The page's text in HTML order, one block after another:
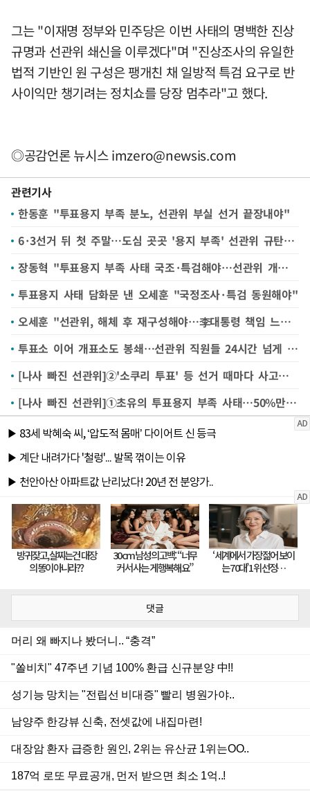
그는 "이재명 정부와 민주당은 이번 사태의 명백한 진상
규명과 선관위 쇄신을 이루겠다"며 "진상조사의 유일한
법적 기반인 원 구성은 팽개친 채 일방적 특검 요구로 반
사이익만 챙기려는 정치쇼를 당장 멈추라"고 했다.
◎공감언론 뉴시스imzero@newsis.com
관련기사
한동훈 "투표용지 부족 분노, 선관위 부실 선거 끝장내야"
6·3선거 뒤 첫 주말…도심 곳곳 '용지 부족' 선관위 규탄 집회
장동혁 "투표용지 부족 사태 국조·특검해야…선관위 개혁기구 구성하자"
투표용지 사태 담화문 낸 오세훈 "국정조사·특검 동원해야"
오세훈 "선관위, 해체 후 재구성해야…李대통령 책임 느껴야"
투표소 이어 개표소도 봉쇄…선관위 직원들 24시간 넘게 고립
[나사 빠진 선관위]②'소쿠리 투표' 등 선거 때마다 사고…부실 관리로 선거 불신 자초
[나사 빠진 선관위]①초유의 투표용지 부족 사태…50%만 준비해놓고 분배 시스템도 주먹구구
댓글